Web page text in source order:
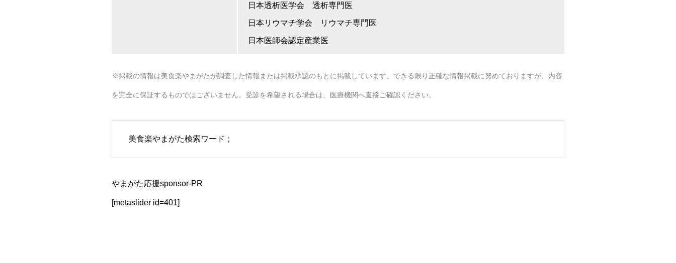
日本透析医学会 透析専門医
日本リウマチ学会 リウマチ専門医
日本医師会認定産業医
※掲載の情報は美食楽やまがたが調査した情報または掲載承認のもとに掲載しています。できる限り正確な情報掲載に努めておりますが、内容
を完全に保証するものではございません。受診を希望される場合は、医療機関へ直接ご確認ください。
美食楽やまがた検索ワード；
やまがた応援sponsor-PR
[metaslider id=401]